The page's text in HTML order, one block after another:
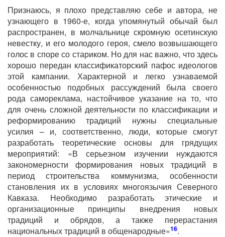
Признаюсь, я плохо представляю себе и автора, не
узнающего в 1960-е, когда упомянутый обычай был
распространен, в молчальнице скромную осетинскую
невестку, и его молодого героя, смело возвышающего
голос в споре со стариком. Но для нас важно, что здесь
хорошо передан классификаторский пафос идеологов
этой кампании. Характерной и легко узнаваемой
особенностью подобных рассуждений была своего
рода самореклама, настойчивое указание на то, что
для очень сложной деятельности по классификации и
реформированию традиций нужны специальные
усилия – и, соответственно, люди, которые смогут
разработать теоретические основы для грядущих
мероприятий: «В серьезном изучении нуждаются
закономерности формирования новых традиций в
период строительства коммунизма, особенности
становления их в условиях многоязычия Северного
Кавказа. Необходимо разработать этические и
организационные принципы внедрения новых
традиций и обрядов, а также перерастания
национальных традиций в общенародные»16.